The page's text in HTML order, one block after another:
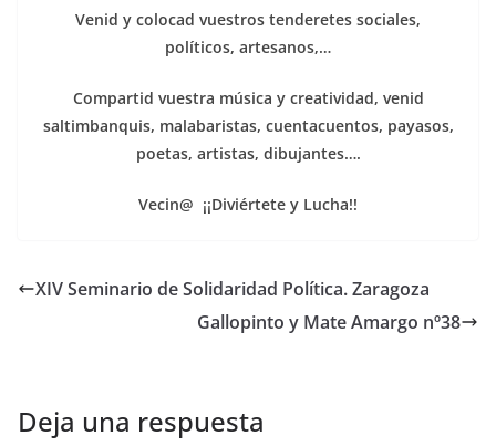
Venid y colocad vuestros tenderetes sociales,
políticos, artesanos,…
Compartid vuestra música y creatividad, venid
saltimbanquis, malabaristas, cuentacuentos, payasos,
poetas, artistas, dibujantes….
Vecin@ ¡¡Diviértete y Lucha!!
XIV Seminario de Solidaridad Política. Zaragoza
Gallopinto y Mate Amargo nº38
Deja una respuesta